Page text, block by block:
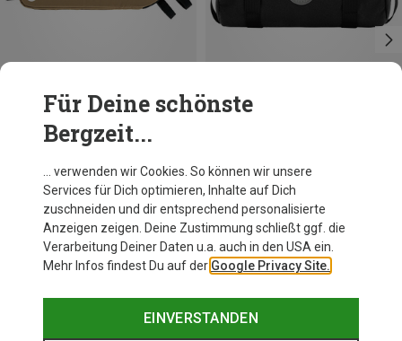
Du sparst 23%
Für Deine schönste
Bergzeit...
… verwenden wir Cookies. So können wir unsere
Services für Dich optimieren, Inhalte auf Dich
zuschneiden und dir entsprechend personalisierte
Anzeigen zeigen. Deine Zustimmung schließt ggf. die
Verarbeitung Deiner Daten u.a. auch in den USA ein.
Mehr Infos findest Du auf der Google Privacy Site.
EINVERSTANDEN